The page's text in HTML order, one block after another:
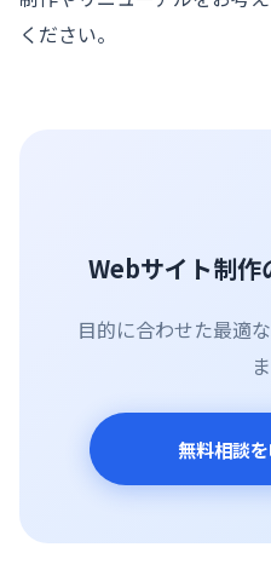
ください。
Webサイト制作
目的に合わせた最適
無料相談